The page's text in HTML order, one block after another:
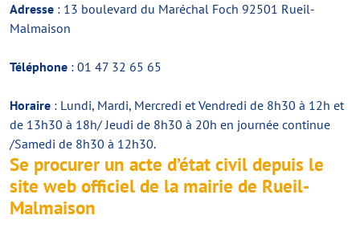
Adresse : 13 boulevard du Maréchal Foch 92501 Rueil-
Malmaison
Téléphone : 01 47 32 65 65
Horaire : Lundi, Mardi, Mercredi et Vendredi de 8h30 à 12h et
de 13h30 à 18h/ Jeudi de 8h30 à 20h en journée continue
/Samedi de 8h30 à 12h30.
Se procurer un acte d’état civil depuis le
site web officiel de la mairie de Rueil-
Malmaison